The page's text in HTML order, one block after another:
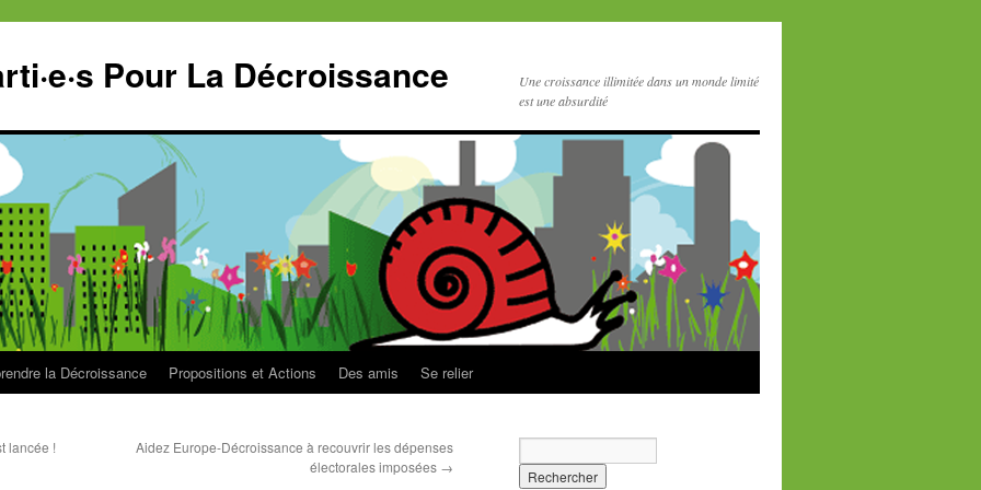
Pour La Décroissance
Une croissance illimitée dans un monde limité
est une absurdité
la Décroissance Propositions et Actions Des amis Se relier
lancée !
Aidez Europe-Décroissance à recouvrir les dépenses
électorales imposées →